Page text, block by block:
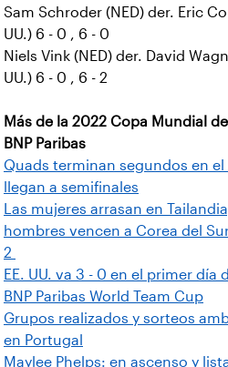
Sam Schroder (NED) der. Eric
UU.) 6 - 0 , 6 - 0
Niels Vink (NED) der. David
UU.) 6 - 0 , 6 - 2
Más de la 2022 Copa Mundial
BNP Paribas
Quads terminan segundos en el
llegan a semifinales
Las mujeres arrasan en
hombres vencen a Corea del
2
EE. UU. va 3 - 0 en el primer día
BNP Paribas World Team Cup
Grupos realizados y sorteos
en Portugal
Maylee Phelps: en ascenso y